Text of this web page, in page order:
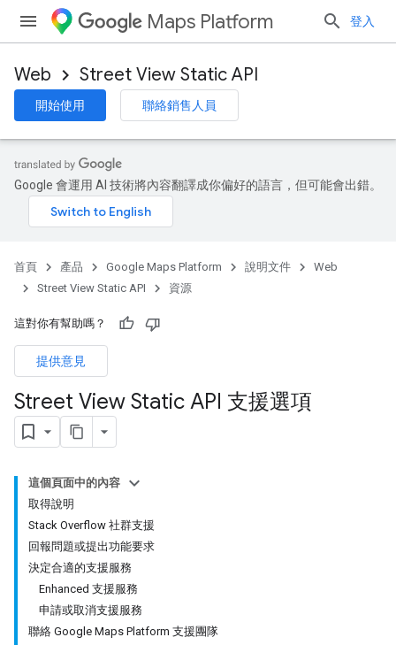
Maps Platform 登入
Web Street View Static API
開始使用 聯絡銷售人員
Google 會運用 AI 技術將內容翻譯成你偏好的語言，但可能會出錯。
首頁 產品 Google Maps Platform 說明文件
Web
Street View Static API
資源
這對你有幫助嗎？
提供意見
Street View Static API 支援選項
這個頁面中的內容
取得說明
Stack Overflow 社群支援
回報問題或提出功能要求
決定合適的支援服務
Enhanced 支援服務
申請或取消支援服務
聯絡 Google Maps Platform 支援團隊